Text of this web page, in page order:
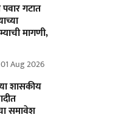
पवार गटात
मागणी,
01 Aug 2026
शासकीय
समावेश